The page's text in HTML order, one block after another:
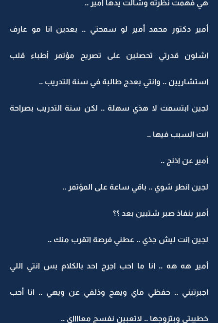
هي فهمت نظرته وشالت يدها أمير ..
أمير دكتور محمد أمير لو سمحتي .. بعدين انا مو عارف
اشلون قدرتي تحصلين على تصريح مؤتمر أطباء قلب
استشاريين .. وانتي بعدج طالبة في سنة التدريب ..
لجين ابتسمت لا هذي سهلة .. لكن سنة التدريب بصراحة
انت السبب فيها ..
أمير عن اذنج ..
لجين انطر شوي .. باقي ساعة على المؤتمر ..
أمير بنفاذ صبر شتبين بعد ؟؟
لجين انت ليش جذي .. عطني فرصة اتقرب منك ..
أمير هه هه .. انا ما احب اجرح احد بالكلام بس انتي اللي
اجبرتيني .. حفظي ماي ويهج وذلفي عن ويهي .. انا أحب
خطيبتي وبتزوجها .. لاتعبين نفسج معااااي ..